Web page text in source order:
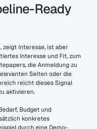
Ready
zeigt Interesse, ist aber
Interesse und Fit, zum
die Anmeldung zu
Seiten oder die
reicht dieses Signal
aktivieren.
Budget und
konkretes